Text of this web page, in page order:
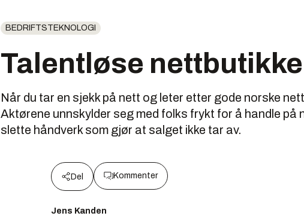
BEDRIFTSTEKNOLOGI
Talentløse
Når du tar en sjekk på nett og leter etter gode norske
Aktørene unnskylder seg med folks frykt for å handle på
slette håndverk som gjør at salget ikke tar av.
Del Kommenter
Jens Kanden